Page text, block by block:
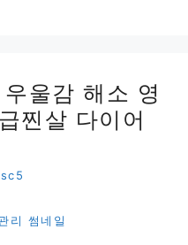
울감 해소 영
찐살 다이어